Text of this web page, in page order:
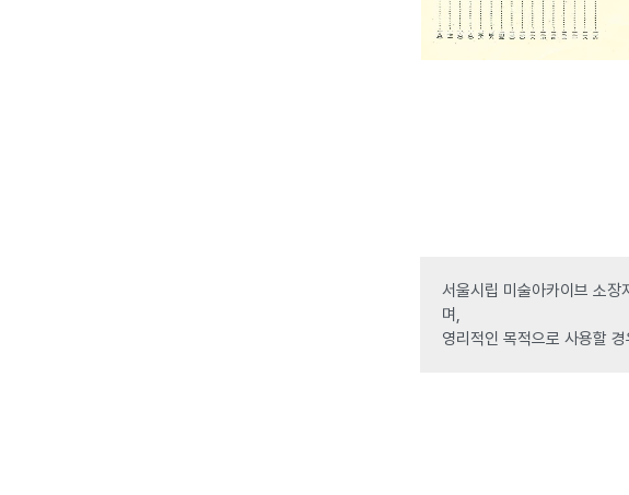
서울시립 미술아카이브 소
며,
영리적인 목적으로 사용할